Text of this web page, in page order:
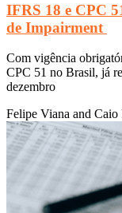
IFRS 18 e CPC
de Impairment
Com vigência
CPC 51 no Brasil, já
dezembro
Felipe Viana and Caio